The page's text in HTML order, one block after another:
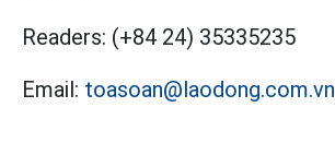
Readers: (+84 24) 35335235
Email: toasoan@laodong.com.vn